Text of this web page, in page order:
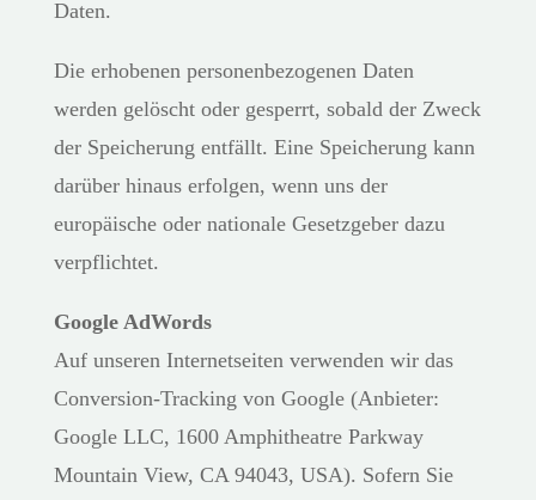
Daten.
Die erhobenen personenbezogenen Daten
werden gelöscht oder gesperrt, sobald der Zweck
der Speicherung entfällt. Eine Speicherung kann
darüber hinaus erfolgen, wenn uns der
europäische oder nationale Gesetzgeber dazu
verpflichtet.
Google AdWords
Auf unseren Internetseiten verwenden wir das
Conversion-Tracking von Google (Anbieter:
Google LLC, 1600 Amphitheatre Parkway
Mountain View, CA 94043, USA). Sofern Sie